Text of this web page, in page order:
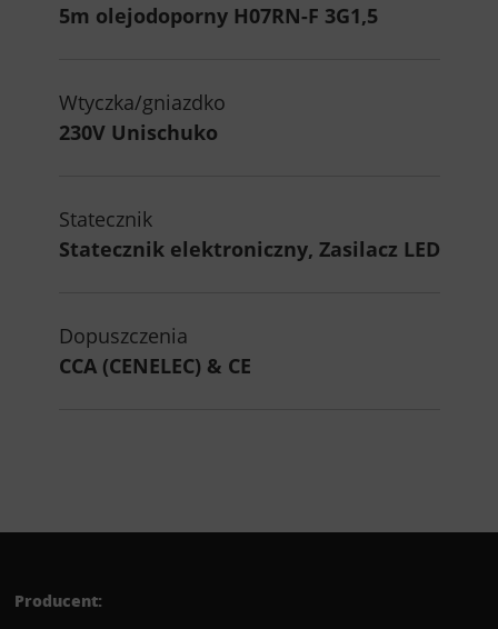
5m olejodoporny H07RN-F 3G1,5
Wtyczka/gniazdko
230V Unischuko
Statecznik
Statecznik elektroniczny, Zasilacz LED
Dopuszczenia
CCA (CENELEC) & CE
Producent: